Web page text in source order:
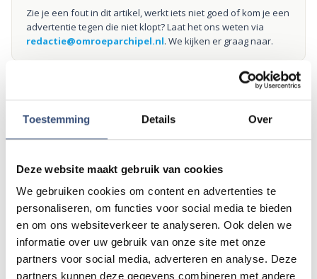
Toestemming Details Over
Deze website maakt gebruik van cookies
We gebruiken cookies om content en advertenties te
personaliseren, om functies voor social media te bieden
en om ons websiteverkeer te analyseren. Ook delen we
informatie over uw gebruik van onze site met onze
partners voor social media, adverteren en analyse. Deze
partners kunnen deze gegevens combineren met andere
Zie je een fout in dit artikel, werkt iets niet goed of kom je een
advertentie tegen die niet klopt? Laat het ons weten via
redactie@omroeparchipel.nl. We kijken er graag naar.
Andere events
ZA
8
AUG.
Matinee-concert in Dorpskerk
11
Magic Summer show met Steven Kazàn
📍Ouddorp 🕐17:00